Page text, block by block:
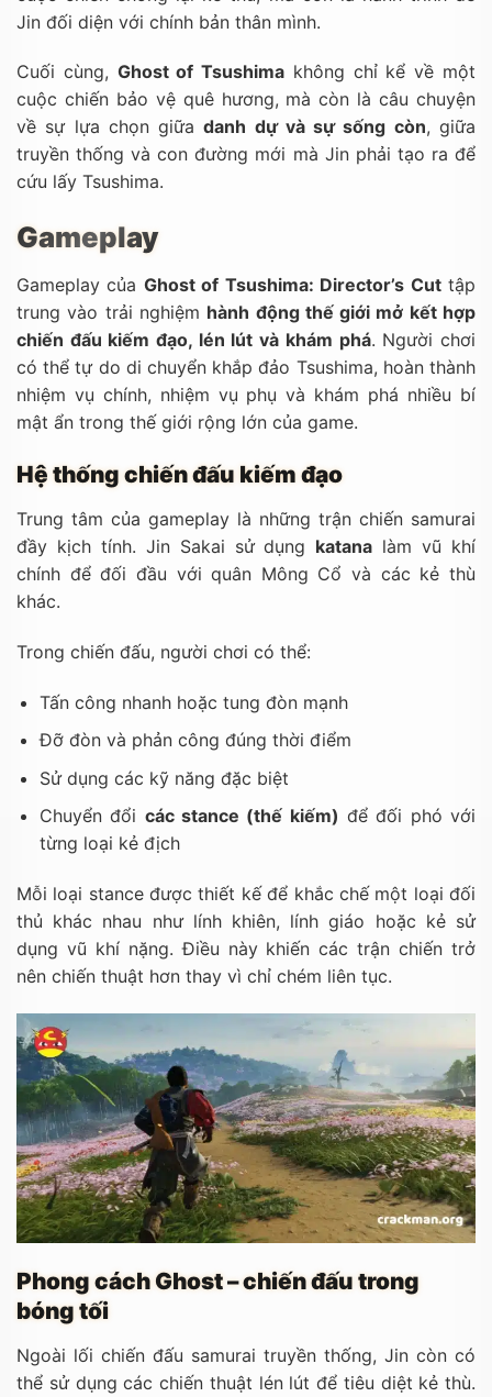
Jin đối diện với chính bản thân mình.
Cuối cùng, Ghost of Tsushima không chỉ kể về một
cuộc chiến bảo vệ quê hương, mà còn là câu chuyện
về sự lựa chọn giữadanh dự và sự sống còn, giữa
truyền thống và con đường mới mà Jin phải tạo ra để
cứu lấy Tsushima.
Gameplay
Gameplay của Ghost of Tsushima: Director’s Cuttập
trung vào trải nghiệm hành động thế giới mở kết hợp
chiến đấu kiếm đạo, lén lút và khám phá. Người chơi
có thể tự do di chuyển khắp đảo Tsushima, hoàn thành
nhiệm vụ chính, nhiệm vụ phụ và khám phá nhiều bí
mật ẩn trong thế giới rộng lớn của game.
Hệ thống chiến đấu kiếm đạo
Trung tâm của gameplay là những trận chiến samurai
đầy kịch tính. Jin Sakai sử dụng katana làm vũ khí
chính để đối đầu với quân Mông Cổ và các kẻ thù
khác.
Trong chiến đấu, người chơi có thể:
Tấn công nhanh hoặc tung đòn mạnh
Đỡ đòn và phản công đúng thời điểm
Sử dụng các kỹ năng đặc biệt
Chuyển đổi các stance (thế kiếm) để đối phó với
từng loại kẻ địch
Mỗi loại stance được thiết kế để khắc chế một loại đối
thủ khác nhau như lính khiên, lính giáo hoặc kẻ sử
dụng vũ khí nặng. Điều này khiến các trận chiến trở
nên chiến thuật hơn thay vì chỉ chém liên tục.
Phong cách Ghost – chiến đấu trong
bóng tối
Ngoài lối chiến đấu samurai truyền thống, Jin còn có
thể sử dụng các chiến thuật lén lút để tiêu diệt kẻ thù.